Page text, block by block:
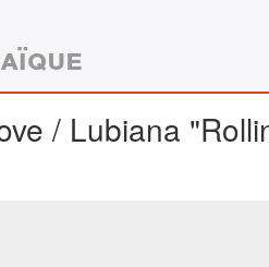
/ Lubiana